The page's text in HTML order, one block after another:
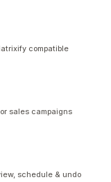
compatible
sales campaigns
schedule & undo